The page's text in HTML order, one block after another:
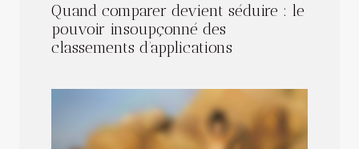
Quand comparer devient séduire : le
pouvoir insoupçonné des
classements d’applications